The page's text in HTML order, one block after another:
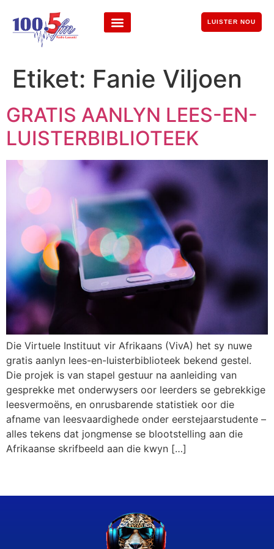
LUISTER NOU
Etiket: Fanie Viljoen
GRATIS AANLYN LEES-EN-
LUISTERBIBLIOTEEK
Die Virtuele Instituut vir Afrikaans (VivA) het sy nuwe
gratis aanlyn lees-en-luisterbiblioteek bekend gestel.
Die projek is van stapel gestuur na aanleiding van
gesprekke met onderwysers oor leerders se gebrekkige
leesvermoëns, en onrusbarende statistiek oor die
afname van leesvaardighede onder eerstejaarstudente –
alles tekens dat jongmense se blootstelling aan die
Afrikaanse skrifbeeld aan die kwyn […]